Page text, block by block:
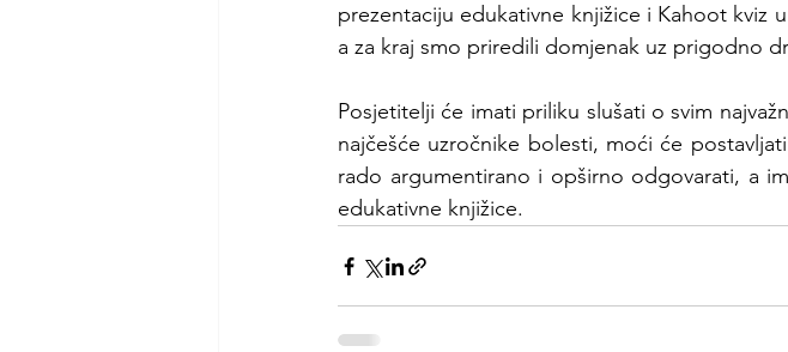
prezentaciju edukativne knjižice i Kahoot kviz
a za kraj smo priredili domjenak uz prigodno
Posjetitelji će imati priliku slušati o svim
najčešće uzročnike bolesti, moći će
rado argumentirano i opširno odgovarati, a
edukativne knjižice.